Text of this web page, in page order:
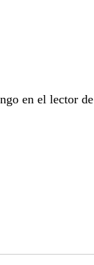
en el lector de